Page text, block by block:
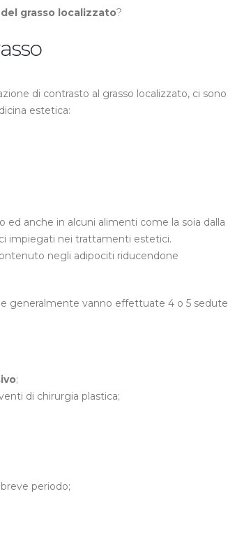
grasso localizzato?
di contrasto al grasso localizzato, ci sono
estetica:
ed anche in alcuni alimenti come la soia dalla
impiegati nei trattamenti estetici.
negli adipociti riducendone
generalmente vanno effettuate 4 o 5 sedute
;
di chirurgia plastica;
periodo;